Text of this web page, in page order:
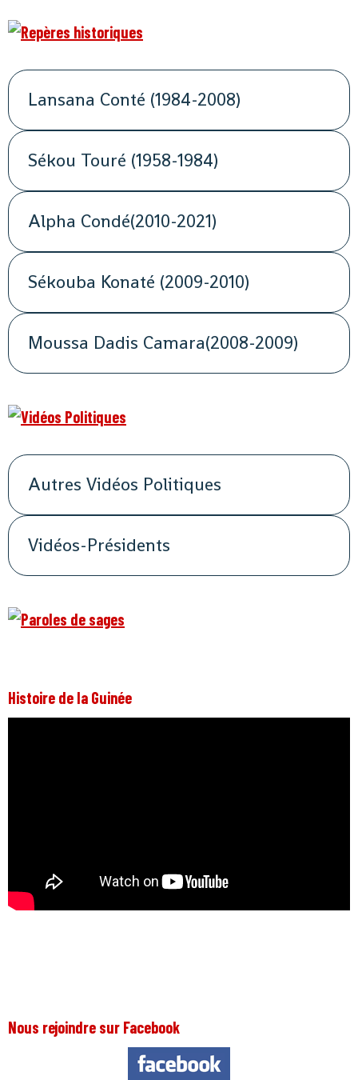
Lansana Conté (1984-2008)
Sékou Touré (1958-1984)
Alpha Condé(2010-2021)
Sékouba Konaté (2009-2010)
Moussa Dadis Camara(2008-2009)
Autres Vidéos Politiques
Vidéos-Présidents
Histoire de la Guinée
Nous rejoindre sur Facebook